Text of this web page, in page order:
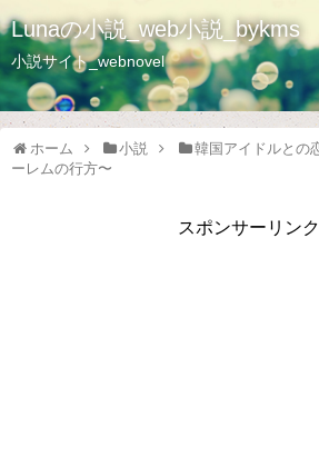
Lunaの小説_web小説_bykms
小説サイト_webnovel
ホーム 小説
韓国アイドルとの
ーレムの行方〜
スポンサーリンク